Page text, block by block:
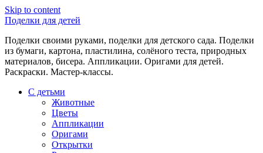
Skip to content
Поделки для детей
Поделки своими руками, поделки для детского сада. Поделки
из бумаги, картона, пластилина, солёного теста, природных
материалов, бисера. Аппликации. Оригами для детей.
Раскраски. Мастер-классы.
С детьми
Животные
Цветы
Аппликации
Оригами
Открытки